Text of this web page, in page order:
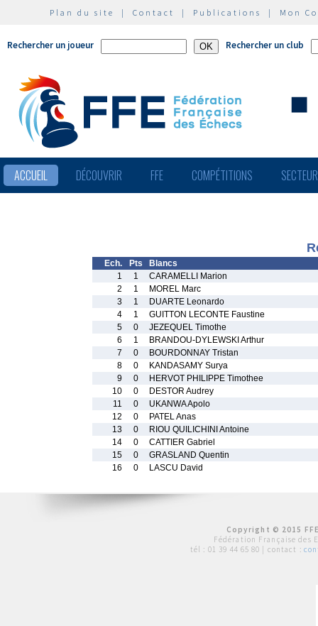
Plan du site | Contact | Publications | Mon
Rechercher un joueur Rechercher un club
ACCUEIL DÉCOUVRIR FFE COMPÉTITIONS
Ech. Pts
Blancs
1
1
CARAMELLI Marion
2
1
MOREL Marc
3
1
DUARTE Leonardo
4
1
GUITTON LECONTE Faustine
5
0
JEZEQUEL Timothe
6
1
BRANDOU-DYLEWSKI Arthur
7
0
BOURDONNAY Tristan
8
0
KANDASAMY Surya
9
0
HERVOT PHILIPPE Timothee
10
0
DESTOR Audrey
11
0
UKANWA Apolo
12
0
PATEL Anas
13
0
RIOU QUILICHINI Antoine
14
0
CATTIER Gabriel
15
0
GRASLAND Quentin
16
0 LASCU David
Copyright © 2015
Fédération Française des
tél : 01 39 44 65 80 | contact :